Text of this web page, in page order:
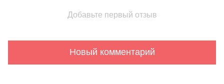
Добавьте первый отзыв
Новый комментарий